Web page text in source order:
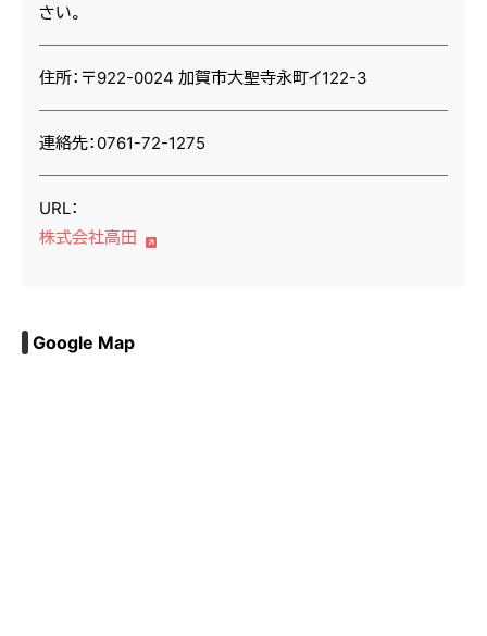
さい。
住所：〒922-0024 加賀市大聖寺永町イ122-3
連絡先：0761-72-1275
URL：
株式会社高田
Google Map